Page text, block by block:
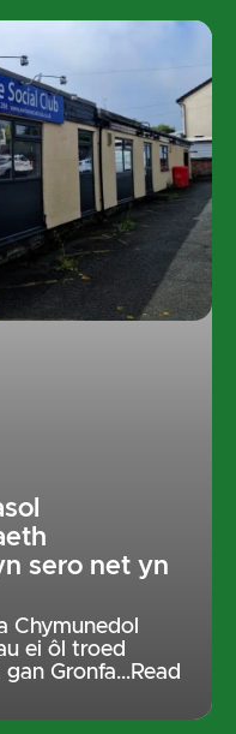
sero net yn
Chymunedol
ei ôl troed
Gronfa…Read